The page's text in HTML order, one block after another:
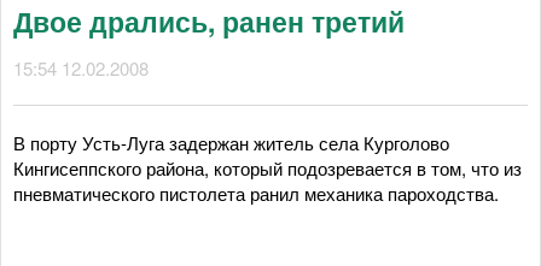
Двое дрались, ранен третий
15:54 12.02.2008
В порту Усть-Луга задержан житель села Курголово
Кингисеппского района, который подозревается в том, что из
пневматического пистолета ранил механика пароходства.